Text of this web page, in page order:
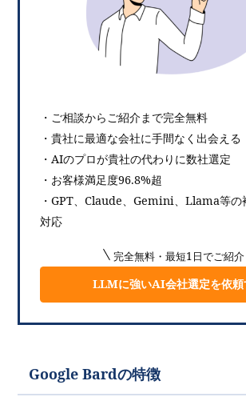
・ご相談からご紹介まで完全無料
・貴社に最適な会社に手間なく出会える
・AIのプロが貴社の代わりに数社選定
・お客様満足度96.8%超
・GPT、Claude、Gemini、Llama等の
対応
完全無料・最短1日でご紹介
LLMに強いAI会社選定を依頼
Google Bardの特徴